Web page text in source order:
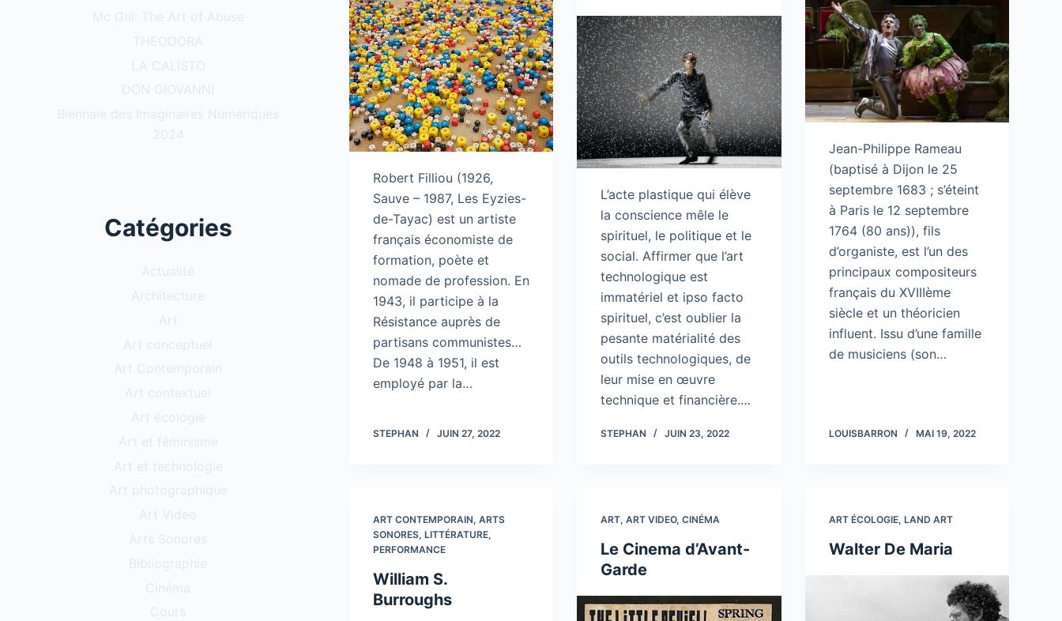
Robert Filliou (1926,
Sauve – 1987, Les Eyzies-
de-Tayac) est un artiste
français économiste de
formation, poète et
nomade de profession. En
1943, il participe à la
Résistance auprès de
partisans communistes…
De 1948 à 1951, il est
employé par la…
STEPHAN JUIN 27, 2022
L’acte plastique qui élève
la conscience mêle le
spirituel, le politique et le
social. Affirmer que l’art
technologique est
immatériel et ipso facto
spirituel, c’est oublier la
pesante matérialité des
outils technologiques, de
leur mise en œuvre
technique et financière.…
STEPHAN JUIN 23, 2022
Jean-Philippe Rameau
(baptisé à Dijon le 25
septembre 1683 ; s’éteint
à Paris le 12 septembre
1764 (80 ans)), fils
d’organiste, est l’un des
principaux compositeurs
français du XVIIIème
siècle et un théoricien
influent. Issu d’une famille
de musiciens (son…
LOUISBARRON MAI 19, 2022
ART CONTEMPORAIN,ARTS
SONORES,LITTÉRATURE,
PERFORMANCE
William S.
Burroughs
ART,ART VIDEO,CINÉMA
Le Cinema d’Avant-
Garde
ART ÉCOLOGIE, LAND ART
Walter De Maria
Mc Gill: The Art of Abuse
THEODORA
LA CALISTO
DON GIOVANNI
Biennale des Imaginaires Numériques
2024
Catégories
Actualité
Architecture
Art
Art conceptuel
Art Contemporain
Art contextuel
Art écologie
Art et féminisme
Art et technologie
Art photographique
Art Video
Arts Sonores
Bibliographie
Cinéma
Cours